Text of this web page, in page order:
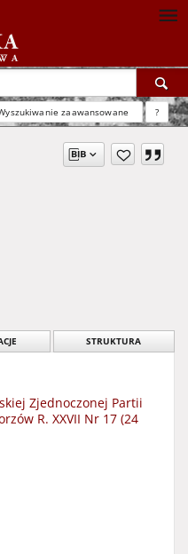
zaawansowane ?
STRUKTURA
Zjednoczonej Partii
R. XXVII Nr 17 (24